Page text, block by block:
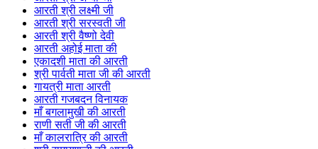
आरती श्री लक्ष्मी जी
आरती श्री सरस्वती जी
आरती श्री वैष्णो देवी
आरती अहोई माता की
एकादशी माता की आरती
श्री पार्वती माता जी की आरती
गायत्री माता आरती
आरती गजबदन विनायक
माँ बगलामुखी की आरती
राणी सती जी की आरती
माँ कालरात्रि की आरती